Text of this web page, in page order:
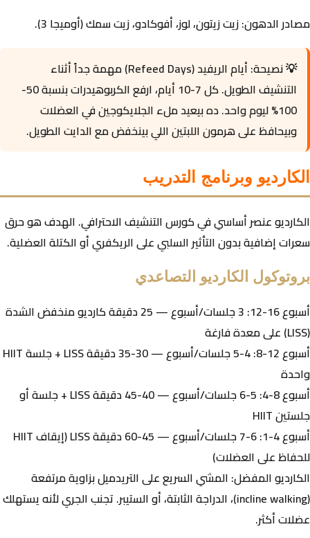
مصادر الدهون:زيت زيتون، لوز، أفوكادو، زيت سمك (أوميجا 3).
💡 نصيحة:
أيام الريفيد (Refeed Days) مهمة جداً أثناء
التنشيف الطويل. كل 7-10 أيام، ارفع الكربوهيدرات بنسبة 50-
100% ليوم واحد. ده بيعيد ملء الجلايكوجين في العضلات
وبيحافظ على هرمون اللبتين اللي بينخفض مع الدايت الطويل.
الكارديو وبرنامج التدريب
الكارديو عنصر أساسي في كورس التنشيف الاحترافي. الهدف هو حرق
سعرات إضافية بدون التأثير السلبي على الريكفري أو الكتلة العضلية.
بروتوكول الكارديو التصاعدي
أسبوع 16-12:
3 جلسات/أسبوع — 25 دقيقة كارديو منخفض الشدة
(LISS) على معدة فارغة
أسبوع 12-8:
4-5 جلسات/أسبوع — 30-35 دقيقة LISS + جلسة HIIT
واحدة
أسبوع 8-4:
5-6 جلسات/أسبوع — 40-45 دقيقة LISS + جلسة أو
جلستين HIIT
أسبوع 4-1:
6-7 جلسات/أسبوع — 45-60 دقيقة LISS (إيقاف HIIT
للحفاظ على العضلات)
الكارديو المفضل: المشي السريع على التريدميل بزاوية مرتفعة
(incline walking)، الدراجة الثابتة، أو الستيبر. تجنب الجري لأنه يستهلك
عضلات أكثر.